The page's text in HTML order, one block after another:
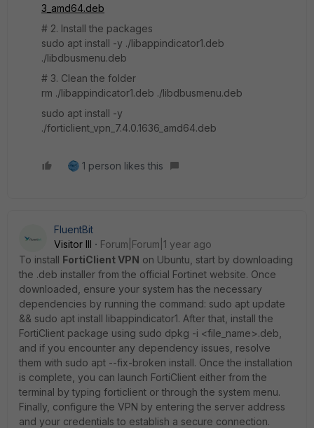
3_amd64.deb
# 2. Install the packages
sudo apt install -y ./libappindicator1.deb
./libdbusmenu.deb
# 3. Clean the folder
rm ./libappindicator1.deb ./libdbusmenu.deb
sudo apt install -y
./forticlient_vpn_7.4.0.1636_amd64.deb
1 person likes this
FluentBit
Visitor III
Forum|Forum|1 year ago
To install FortiClient VPN on Ubuntu, start by downloading
the .deb installer from the official Fortinet website. Once
downloaded, ensure your system has the necessary
dependencies by running the command: sudo apt update
&& sudo apt install libappindicator1. After that, install the
FortiClient package using sudo dpkg -i <file_name>.deb,
and if you encounter any dependency issues, resolve
them with sudo apt --fix-broken install. Once the installation
is complete, you can launch FortiClient either from the
terminal by typing forticlient or through the system menu.
Finally, configure the VPN by entering the server address
and your credentials to establish a secure connection.